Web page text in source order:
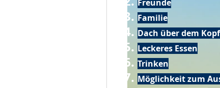
Freunde
Familie
Dach über dem Kopf
Leckeres Essen
Trinken
Möglichkeit zum